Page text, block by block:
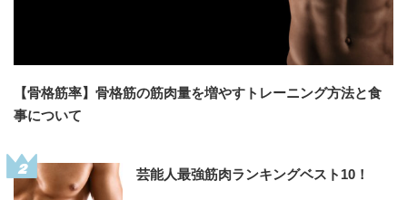
【骨格筋率】骨格筋の筋肉量を増やすトレーニング方法と食
事について
2 芸能人最強筋肉ランキングベスト10！